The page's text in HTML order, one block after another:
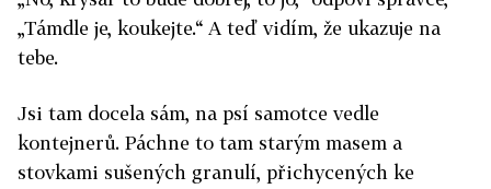
„Támdle je, koukejte.“ A teď vidím, že ukazuje na
tebe.
Jsi tam docela sám, na psí samotce vedle
kontejnerů. Páchne to tam starým masem a
stovkami sušených granulí, přichycených ke